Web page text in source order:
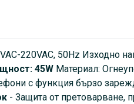
220VAC, 50Hz Изxодно
45W Материал:
с функция бързо
- Защита от претоварване,